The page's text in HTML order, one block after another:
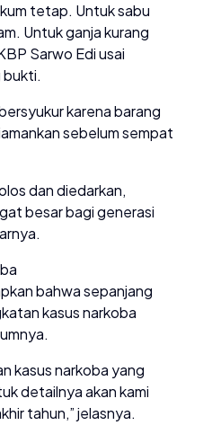
tetap. Untuk sabu
Untuk ganja kurang
Sarwo Edi usai
bukti.
karena barang
sebelum sempat
dan diedarkan,
besar bagi generasi
bahwa sepanjang
kasus narkoba
kasus narkoba yang
detailnya akan kami
tahun,” jelasnya.